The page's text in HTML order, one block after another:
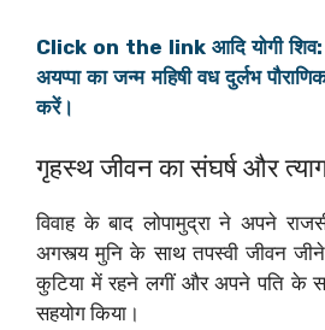
Click on the link आदि योगी शिव:
अयप्पा का जन्म महिषी वध दुर्लभ
करें।
गृहस्थ जीवन का संघर्ष और
विवाह के बाद लोपामुद्रा ने अपने
अगस्त्य मुनि के साथ तपस्वी जीवन
कुटिया में रहने लगीं और अपने पति के
सहयोग किया।